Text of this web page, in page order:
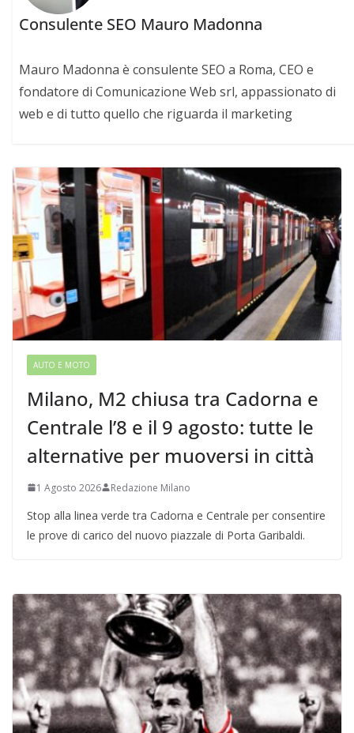
Consulente SEO Mauro Madonna
Mauro Madonna è consulente SEO a Roma, CEO e
fondatore di Comunicazione Web srl, appassionato di
web e di tutto quello che riguarda il marketing
AUTO E MOTO
Milano, M2 chiusa tra Cadorna e
Centrale l’8 e il 9 agosto: tutte le
alternative per muoversi in città
1 Agosto 2026 Redazione Milano
Stop alla linea verde tra Cadorna e Centrale per consentire
le prove di carico del nuovo piazzale di Porta Garibaldi.